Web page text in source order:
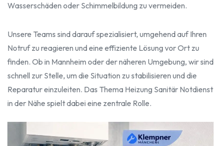
Wasserschäden oder Schimmelbildung zu vermeiden.
Unsere Teams sind darauf spezialisiert, umgehend auf Ihren
Notruf zu reagieren und eine effiziente Lösung vor Ort zu
finden. Ob in Mannheim oder der näheren Umgebung, wir sind
schnell zur Stelle, um die Situation zu stabilisieren und die
Reparatur einzuleiten. Das Thema Heizung Sanitär Notdienst
in der Nähe spielt dabei eine zentrale Rolle.